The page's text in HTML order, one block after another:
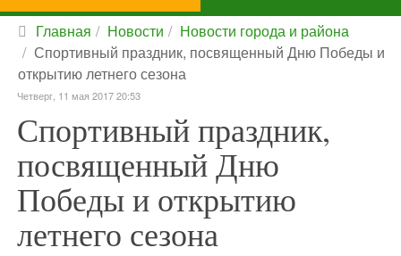
Главная Новости
Новости города и района
Спортивный праздник, посвященный Дню Победы и
открытию летнего сезона
Четверг, 11 мая 2017 20:53
Спортивный праздник,
посвященный Дню
Победы и открытию
летнего сезона